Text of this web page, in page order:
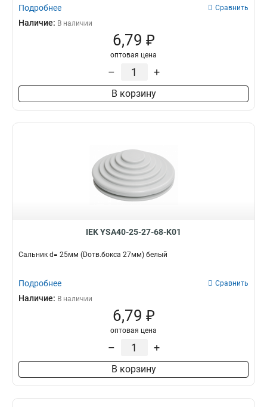
Подробнее Сравнить
Наличие: В наличии
6,79 ₽
оптовая цена
– +
В корзину
IEK YSA40-25-27-68-K01
Сальник d= 25мм (Dотв.бокса 27мм) белый
Подробнее Сравнить
Наличие: В наличии
6,79 ₽
оптовая цена
– +
В корзину